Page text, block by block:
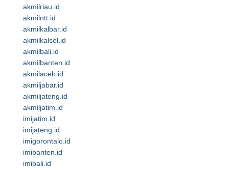
akmilriau.id
akmilntt.id
akmilkalbar.id
akmilkalsel.id
akmilbali.id
akmilbanten.id
akmilaceh.id
akmiljabar.id
akmiljateng.id
akmiljatim.id
imijatim.id
imijateng.id
imigorontalo.id
imibanten.id
imibali.id